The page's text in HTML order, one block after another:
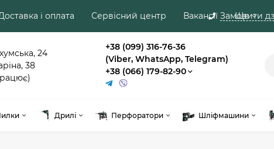
Замовити
і оплата Сервісний центр Вакансії Ще
24
38
+38 (099) 316-76-36
(Viber, WhatsApp, Telegram)
+38 (066) 179-82-90
Дрилі Перфоратори Шліфмашини